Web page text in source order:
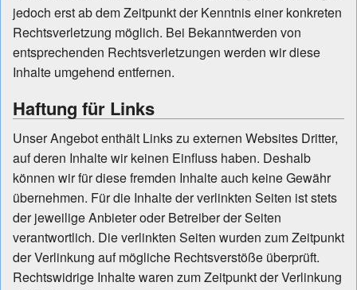
jedoch erst ab dem Zeitpunkt der Kenntnis einer konkreten
Rechtsverletzung möglich. Bei Bekanntwerden von
entsprechenden Rechtsverletzungen werden wir diese
Inhalte umgehend entfernen.
Haftung für Links
Unser Angebot enthält Links zu externen Websites Dritter,
auf deren Inhalte wir keinen Einfluss haben. Deshalb
können wir für diese fremden Inhalte auch keine Gewähr
übernehmen. Für die Inhalte der verlinkten Seiten ist stets
der jeweilige Anbieter oder Betreiber der Seiten
verantwortlich. Die verlinkten Seiten wurden zum Zeitpunkt
der Verlinkung auf mögliche Rechtsverstöße überprüft.
Rechtswidrige Inhalte waren zum Zeitpunkt der Verlinkung